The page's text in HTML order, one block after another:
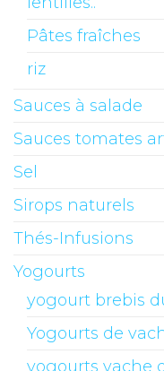
Pâtes fraîches
riz
Sauces à salade
Sauces tomates
Sel
Sirops naturels
Thés-Infusions
Yogourts
yogourt brebis
Yogourts de
yogourts vache